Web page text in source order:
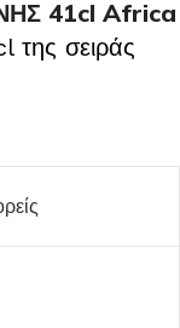
41cl Africa
της σειράς